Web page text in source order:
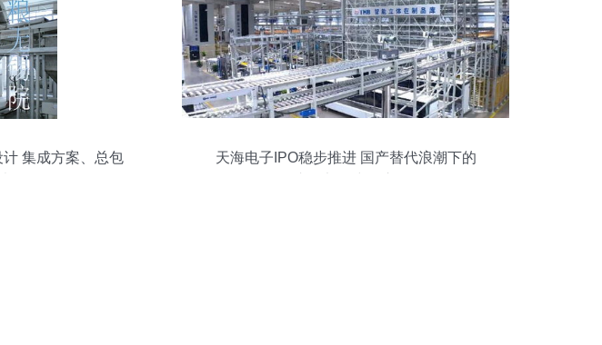
集成方案、总包
天海电子IPO稳步推进 国产替代浪潮下的